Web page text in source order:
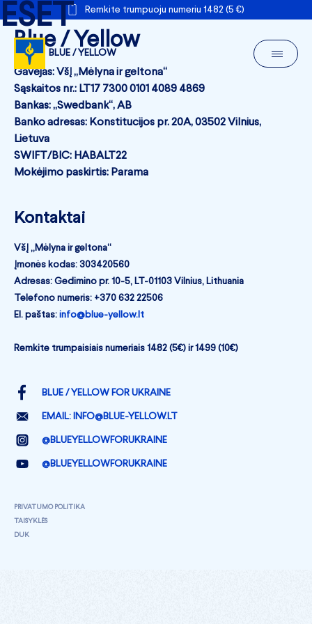
Remkite trumpuoju numeriu 1482 (5 €)
BLUE / YELLOW
ESET
Blue / Yellow
Gavėjas: VšĮ „Mėlyna ir geltona“
Sąskaitos nr.: LT17 7300 0101 4089 4869
Bankas: „Swedbank“, AB
Banko adresas: Konstitucijos pr. 20A, 03502 Vilnius,
Lietuva
SWIFT/BIC: HABALT22
Mokėjimo paskirtis: Parama
Kontaktai
VšĮ „Mėlyna ir geltona“
Įmonės kodas: 303420560
Adresas: Gedimino pr. 10-5, LT-01103 Vilnius, Lithuania
Telefono numeris: +370 632 22506
El. paštas: info@blue-yellow.lt
Remkite trumpaisiais numeriais 1482 (5€) ir 1499 (10€)
BLUE / YELLOW FOR UKRAINE
EMAIL: INFO@BLUE-YELLOW.LT
@BLUEYELLOWFORUKRAINE
@BLUEYELLOWFORUKRAINE
PRIVATUMO POLITIKA
TAISYKLĖS
DUK